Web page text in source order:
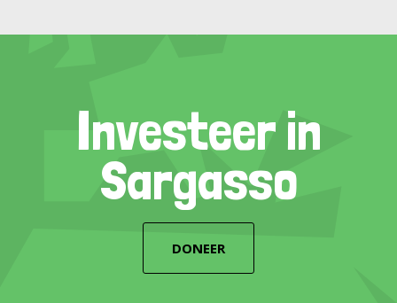
Investeer in
Sargasso
DONEER